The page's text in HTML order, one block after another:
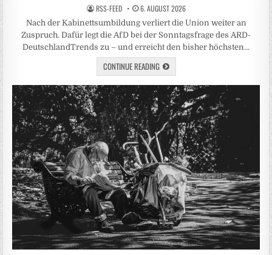
RSS-FEED 6. AUGUST 2026
Nach der Kabinettsumbildung verliert die Union weiter an
Zuspruch. Dafür legt die AfD bei der Sonntagsfrage des ARD-
DeutschlandTrends zu – und erreicht den bisher höchsten…
CONTINUE READING